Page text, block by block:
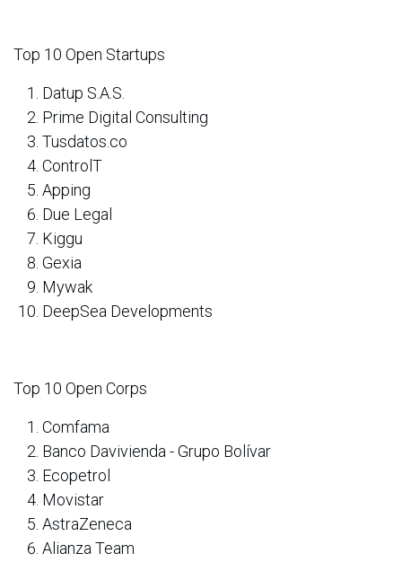
Top 10 Open Startups
Datup S.A.S.
Prime Digital Consulting
Tusdatos.co
ControlT
Apping
Due Legal
Kiggu
Gexia
Mywak
DeepSea Developments
Top 10 Open Corps
Comfama
Banco Davivienda - Grupo Bolívar
Ecopetrol
Movistar
AstraZeneca
Alianza Team